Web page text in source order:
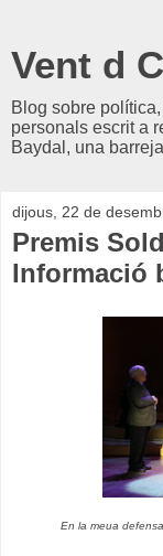
Vent d
Blog sobre
personals escrit a
Baydal, una
dijous, 22 de
Premis
Informació
En la meua